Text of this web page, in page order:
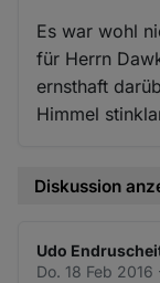
Es war wohl
für Herrn
ernsthaft
Himmel
Diskussion
Udo
Do. 18 Feb 2016